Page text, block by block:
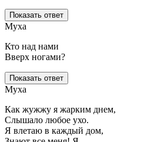
Показать ответ
Муха
Кто над нами
Вверх ногами?
Показать ответ
Муха
Как жужжу я жарким днем,
Слышало любое ухо.
Я влетаю в каждый дом,